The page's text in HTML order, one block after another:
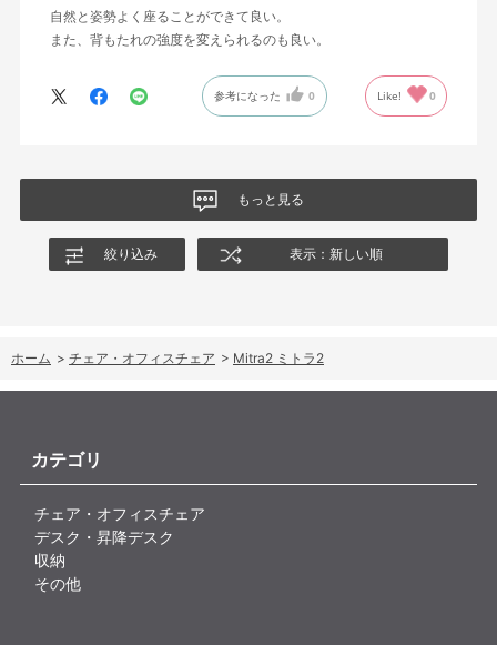
自然と姿勢よく座ることができて良い。
また、背もたれの強度を変えられるのも良い。
参考になった 0 Like! 0
もっと見る
絞り込み 表示：新しい順
ホーム > チェア・オフィスチェア > Mitra2 ミトラ2
カテゴリ
チェア・オフィスチェア
デスク・昇降デスク
収納
その他